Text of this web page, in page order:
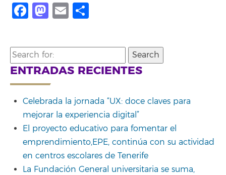
Facebook
Mastodon
Email
Search
for:
ENTRADAS RECIENTES
Celebrada la jornada “UX: doce claves para
mejorar la experiencia digital”
El proyecto educativo para fomentar el
emprendimiento,EPE, continúa con su actividad
en centros escolares de Tenerife
La Fundación General universitaria se suma,